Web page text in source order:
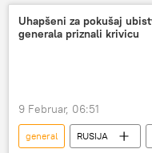
FSB
Specijalna vojna operacija u
Svet – politika
Uhapšeni za pokušaj
generala priznali krivicu
9 Februar, 06:51
general RUSIJA